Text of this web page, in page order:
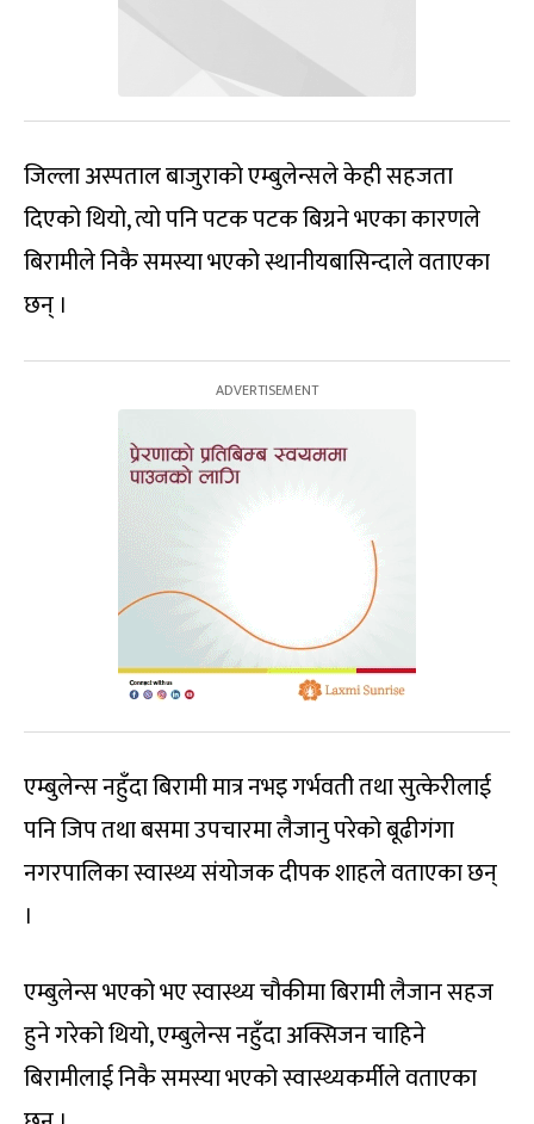
जिल्ला अस्पताल बाजुराको एम्बुलेन्सले केही सहजता
दिएको थियो, त्यो पनि पटक पटक बिग्रने भएका कारणले
बिरामीले निकै समस्या भएको स्थानीयबासिन्दाले वताएका
छन् ।
एम्बुलेन्स नहुँदा बिरामी मात्र नभइ गर्भवती तथा सुत्केरीलाई
पनि जिप तथा बसमा उपचारमा लैजानु परेको बूढीगंगा
नगरपालिका स्वास्थ्य संयोजक दीपक शाहले वताएका छन्
।
एम्बुलेन्स भएको भए स्वास्थ्य चौकीमा बिरामी लैजान सहज
हुने गरेको थियो, एम्बुलेन्स नहुँदा अक्सिजन चाहिने
बिरामीलाई निकै समस्या भएको स्वास्थ्यकर्मीले वताएका